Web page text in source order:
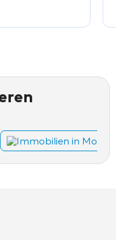
Immobilien in